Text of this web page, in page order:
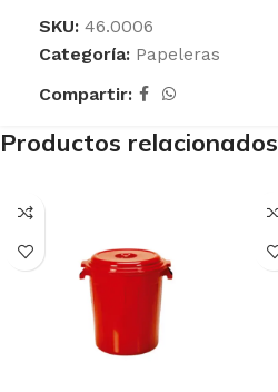
SKU: 46.0006
Categoría: Papeleras
Compartir:
Productos relacionados